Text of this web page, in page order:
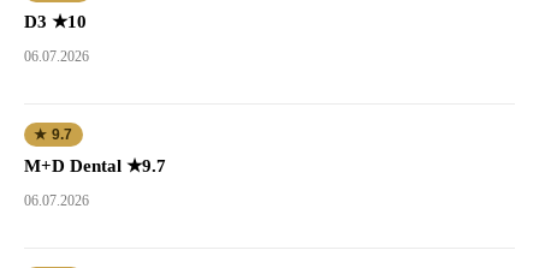
D3 ★10
06.07.2026
★ 9.7
M+D Dental ★9.7
06.07.2026